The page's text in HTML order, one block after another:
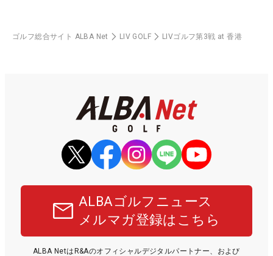
ゴルフ総合サイト ALBA Net LIV GOLF LIVゴルフ第3戦 at 香港
ALBAゴルフニュース
メルマガ登録はこちら
ALBA NetはR&Aのオフィシャルデジタルパートナー、および